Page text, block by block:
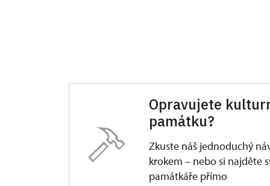
Opravujete
památku?
Zkuste náš jednoduchý
krokem – nebo si najděte
památkáře přímo